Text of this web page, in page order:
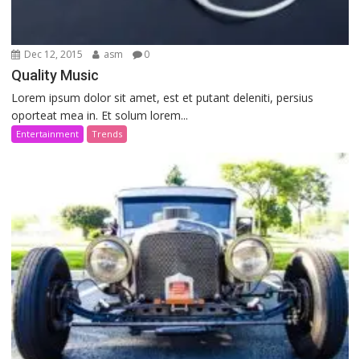
Dec 12, 2015 asm 0
Quality Music
Lorem ipsum dolor sit amet, est et putant deleniti, persius
oporteat mea in. Et solum lorem...
Entertainment Trends